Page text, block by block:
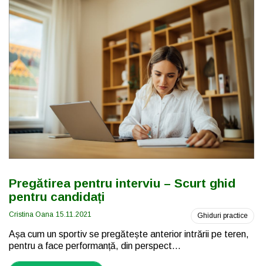
Pregătirea pentru interviu – Scurt ghid
pentru candidați
Cristina Oana 15.11.2021 Ghiduri practice
Așa cum un sportiv se pregătește anterior intrării pe teren,
pentru a face performanță, din perspect...